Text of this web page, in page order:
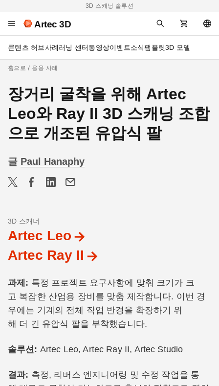
3D 스캐닝 솔루션
Artec 3D
콘텐츠 허브사례러닝 센터동영상이벤트소식팸플릿3D 모델
홈으로 응용 사례
장거리 굴착을 위해 Artec
Leo와 Ray II 3D 스캐닝 조합
으로 개조된 유압식 팔
글 Paul Hanaphy
3D 스캐너
Artec Leo
Artec Ray II
과제: 특정 프로젝트 요구사항에 맞춰 크기가 크
고 복잡한 산업용 장비를 맞춤 제작합니다. 이번 경
우에는 기계의 전체 작업 반경을 확장하기 위
해 더 긴 유압식 팔을 부착했습니다.
솔루션: Artec Leo, Artec Ray II, Artec Studio
결과: 측정, 리버스 엔지니어링 및 수정 작업을 통